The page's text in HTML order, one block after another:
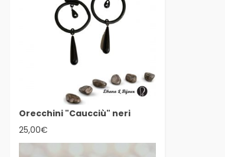
Orecchini "Caucciù" neri
25,00€